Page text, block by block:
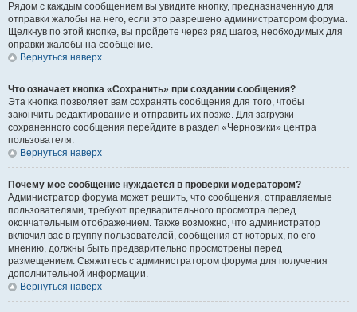
Рядом с каждым сообщением вы увидите кнопку, предназначенную для
отправки жалобы на него, если это разрешено администратором форума.
Щелкнув по этой кнопке, вы пройдете через ряд шагов, необходимых для
оправки жалобы на сообщение.
Вернуться наверх
Что означает кнопка «Сохранить» при создании сообщения?
Эта кнопка позволяет вам сохранять сообщения для того, чтобы
закончить редактирование и отправить их позже. Для загрузки
сохраненного сообщения перейдите в раздел «Черновики» центра
пользователя.
Вернуться наверх
Почему мое сообщение нуждается в проверки модератором?
Администратор форума может решить, что сообщения, отправляемые
пользователями, требуют предварительного просмотра перед
окончательным отображением. Также возможно, что администратор
включил вас в группу пользователей, сообщения от которых, по его
мнению, должны быть предварительно просмотрены перед
размещением. Свяжитесь с администратором форума для получения
дополнительной информации.
Вернуться наверх